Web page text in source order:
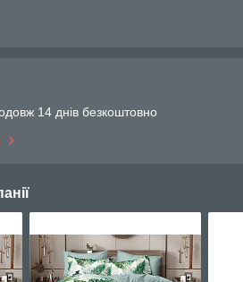
14 днів безкоштовно